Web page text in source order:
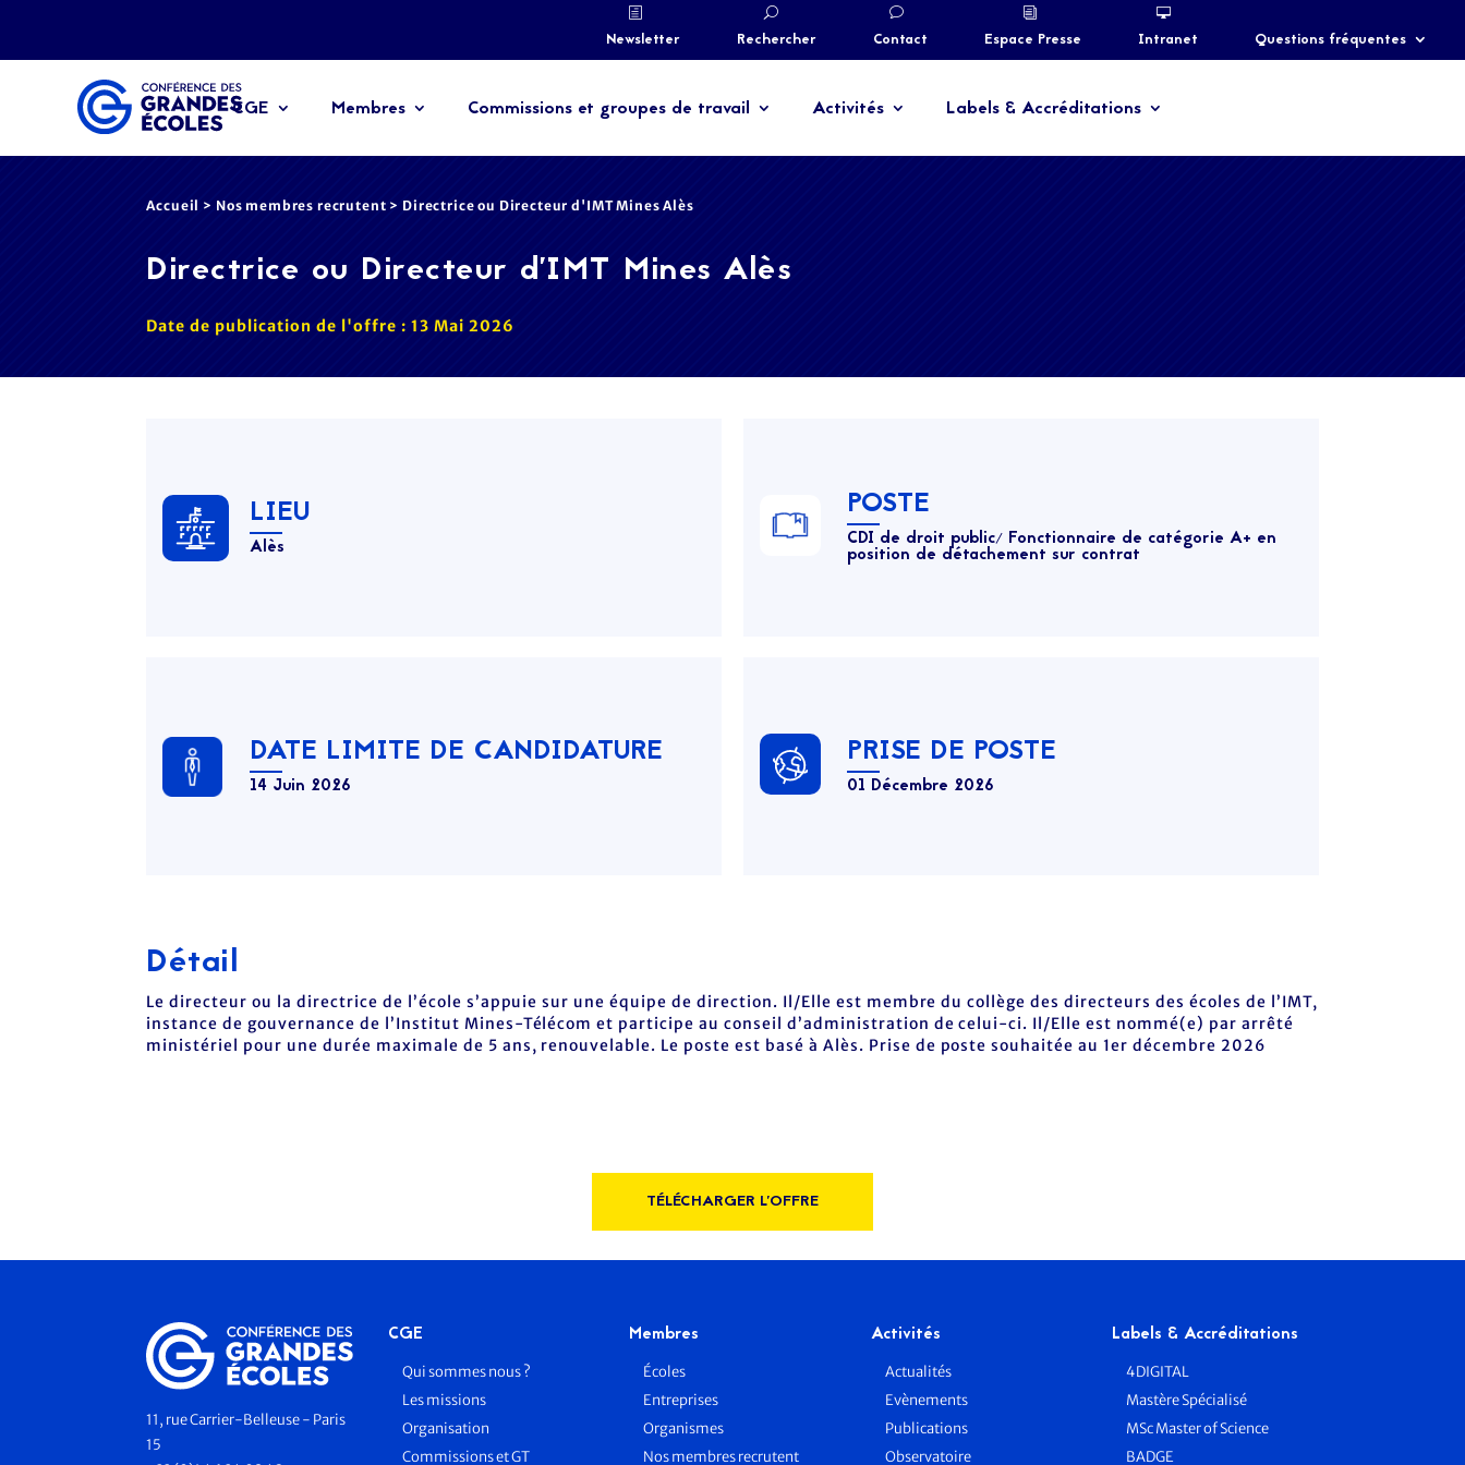
Newsletter Rechercher Contact Espace Presse Intranet Questions fréquentes
CGE Membres Commissions et groupes de travail Activités Labels & Accréditations
Accueil > Nos membres recrutent > Directrice ou Directeur d'IMT Mines Alès
Directrice ou Directeur d'IMT Mines Alès
Date de publication de l'offre : 13 Mai 2026
LIEU
Alès
POSTE
CDI de droit public/ Fonctionnaire de catégorie A+ en
position de détachement sur contrat
DATE LIMITE DE CANDIDATURE
14 Juin 2026
PRISE DE POSTE
01 Décembre 2026
Détail
Le directeur ou la directrice de l’école s’appuie sur une équipe de direction. Il/Elle est membre du collège des directeurs des écoles de l’IMT,
instance de gouvernance de l’Institut Mines-Télécom et participe au conseil d’administration de celui-ci. Il/Elle est nommé(e) par arrêté
ministériel pour une durée maximale de 5 ans, renouvelable. Le poste est basé à Alès. Prise de poste souhaitée au 1er décembre 2026
TÉLÉCHARGER L'OFFRE
11, rue Carrier-Belleuse - Paris
15
CGE
Qui sommes nous ?
Les missions
Organisation
Commissions et GT
Membres
Écoles
Entreprises
Organismes
Nos membres recrutent
Activités
Actualités
Evènements
Publications
Observatoire
Labels & Accréditations
4DIGITAL
Mastère Spécialisé
MSc Master of Science
BADGE